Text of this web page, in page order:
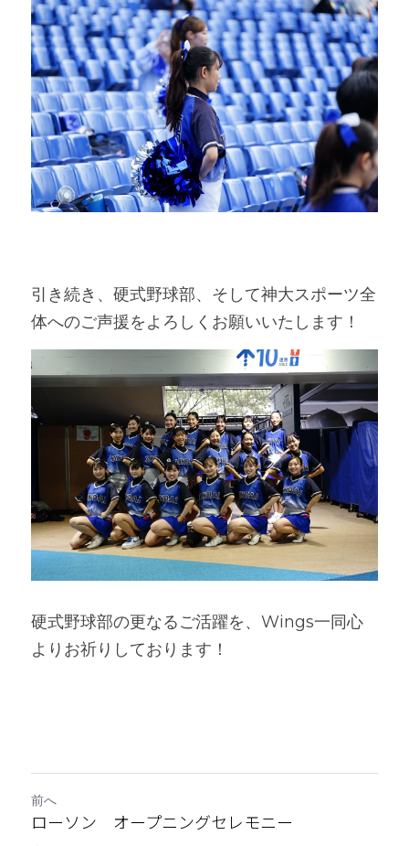
引き続き、硬式野球部、そして神大スポーツ全
体へのご声援をよろしくお願いいたします！
硬式野球部の更なるご活躍を、Wings一同心
よりお祈りしております！
前へ
ローソン オープニングセレモニー